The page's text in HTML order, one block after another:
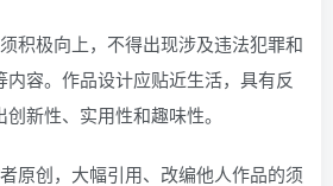
积极向上，不得出现涉及违法犯罪和
容。作品设计应贴近生活，具有反
新性、实用性和趣味性。
原创，大幅引用、改编他人作品的须